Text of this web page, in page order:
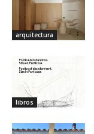
arquitectura
libros